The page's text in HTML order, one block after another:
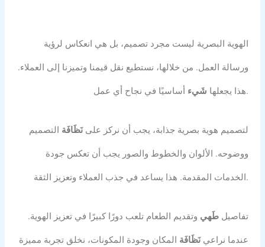
الهوية البصرية ليست مجرد تصميم، بل هي انعكاس لرؤية
ورسالة العمل. من خلالها، نستطيع نقل قيمنا وتميزنا إلى العملاء.
هذا يجعلها شَيء أساسيًا في نجاح أي عمل.
لتصميم هوية بصرية جذابة، يجب أن نركز علىنَظَافَة التصميم
ووضوحه. الألوان والخطوط والصور يجب أن تعكس جودة
الخدمات المقدمة. هذا يساعد في جذب العملاء وتعزيز الثقة.
تفاصيل طَهي وتقديم الطعام تلعب دورًا كبيرًا في تعزيز الهوية.
عندما نراعينَظَافَة المكان وجودة المكونات، نخلق تجربة مميزة